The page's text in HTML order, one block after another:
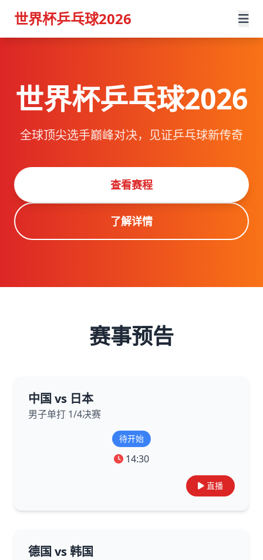
世界杯乒乓球2026
世界杯乒乓球2026
全球顶尖选手巅峰对决，见证乒乓球新传奇
查看赛程
了解详情
赛事预告
中国 vs 日本
男子单打 1/4决赛
待开始
14:30
直播
德国 vs 韩国